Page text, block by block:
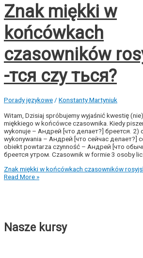
Znak miękki w
końcówkach
czasowników
-тся czy ться?
Porady językowe/ Konstanty Martyniuk
Witam, Dzisiaj spróbujemy wyjaśnić kwestię
miękkiego w końcówce czasownika. Kiedy
wykonuje – Андрей [что делает?] бреется. 2)
wykonywania – Андрей [что сейчас делает?]
obiekt powtarza czynność – Андрей [что
бреется утром. Czasownik w formie 3 osoby
Znak miękki w końcówkach czasowników
Read More »
Nasze kursy